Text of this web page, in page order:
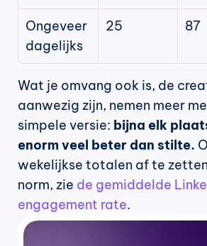
Ongeveer
dagelijks
25 87
Wat je omvang ook is, de
aanwezig zijn, nemen meer
simpele versie: bijna elk
enorm veel beter dan stilte.
wekelijkse totalen af te
norm, zie de gemiddelde
engagement rate.